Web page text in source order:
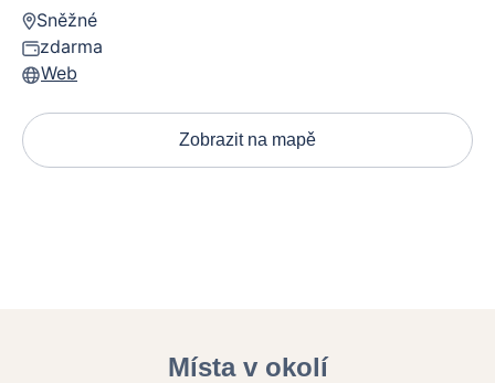
Sněžné
zdarma
Web
Zobrazit na mapě
Místa v okolí